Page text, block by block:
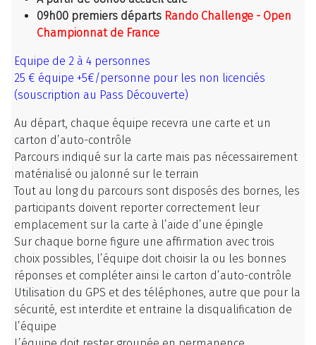
09h00 premiers départs Rando Challenge - Open
Championnat de France
Equipe de 2 à 4 personnes
25 € équipe +5€/personne pour les non licenciés
(souscription au Pass Découverte)
Au départ, chaque équipe recevra une carte et un
carton d’auto-contrôle
Parcours indiqué sur la carte mais pas nécessairement
matérialisé ou jalonné sur le terrain
Tout au long du parcours sont disposés des bornes, les
participants doivent reporter correctement leur
emplacement sur la carte à l’aide d’une épingle
Sur chaque borne figure une affirmation avec trois
choix possibles, l’équipe doit choisir la ou les bonnes
réponses et compléter ainsi le carton d’auto-contrôle
Utilisation du GPS et des téléphones , autre que pour la
sécurité, est interdite et entraine la disqualification de
l’équipe